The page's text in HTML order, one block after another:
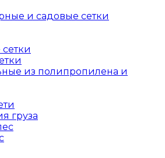
и садовые сетки
из полипропилена и
груза